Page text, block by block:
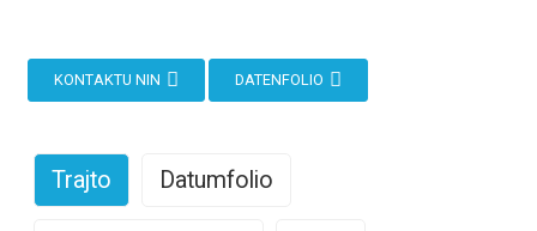
KONTAKTU NIN DATENFOLIO
Trajto Datumfolio